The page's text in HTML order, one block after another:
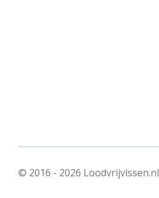
© 2016 - 2026 Loodvrijvissen.nl